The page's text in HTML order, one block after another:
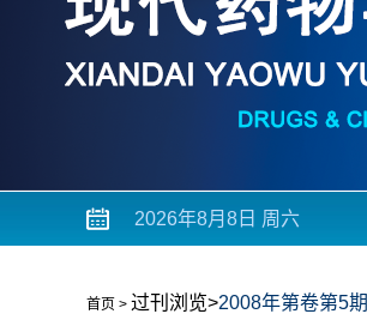
2026年8月8日 周六
首页 > 过刊浏览>2008年第卷第5期